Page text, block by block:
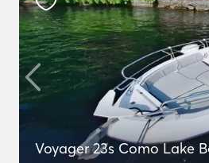
Voyager 23s Como Lake